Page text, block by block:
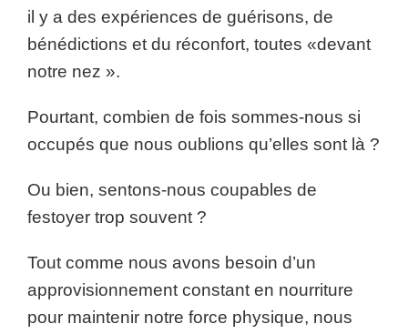
il y a des expériences de guérisons, de
bénédictions et du réconfort, toutes «devant
notre nez ».
Pourtant, combien de fois sommes-nous si
occupés que nous oublions qu’elles sont là ?
Ou bien, sentons-nous coupables de
festoyer trop souvent ?
Tout comme nous avons besoin d’un
approvisionnement constant en nourriture
pour maintenir notre force physique, nous